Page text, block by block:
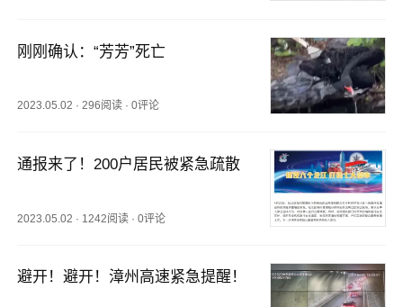
刚刚确认：“芳芳”死亡
2023.05.02 ·296阅读 ·0评论
通报来了！200户居民被紧急疏散
2023.05.02 · 1242阅读 ·0评论
避开！避开！漳州高速紧急提醒！